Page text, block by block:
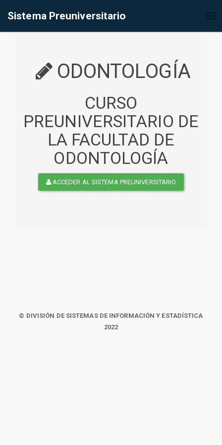
Sistema Preuniversitario
ODONTOLOGÍA
CURSO
PREUNIVERSITARIO DE
LA FACULTAD DE
ODONTOLOGÍA
ACCEDER AL SISTEMA PREUNIVERSITARIO
© DIVISIÓN DE SISTEMAS DE INFORMACIÓN Y ESTADÍSTICA
2022